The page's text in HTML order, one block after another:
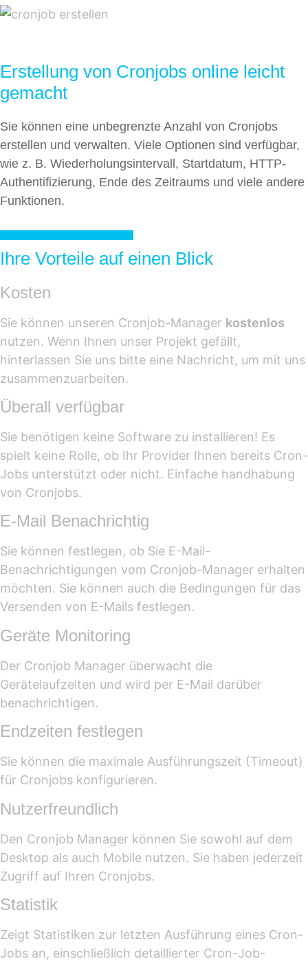
Erstellung von Cronjobs online leicht
gemacht
Sie können eine unbegrenzte Anzahl von Cronjobs
erstellen und verwalten. Viele Optionen sind verfügbar,
wie z. B. Wiederholungsintervall, Startdatum, HTTP-
Authentifizierung, Ende des Zeitraums und viele andere
Funktionen.
Ihre Vorteile auf einen Blick
Kosten
Sie können unseren Cronjob-Manager kostenlos
nutzen. Wenn Ihnen unser Projekt gefällt,
hinterlassen Sie uns bitte eine Nachricht, um mit uns
zusammenzuarbeiten.
Überall verfügbar
Sie benötigen keine Software zu installieren! Es
spielt keine Rolle, ob Ihr Provider Ihnen bereits Cron-
Jobs unterstützt oder nicht. Einfache handhabung
von Cronjobs.
E-Mail Benachrichtig
Sie können festlegen, ob Sie E-Mail-
Benachrichtigungen vom Cronjob-Manager erhalten
möchten. Sie können auch die Bedingungen für das
Versenden von E-Mails festlegen.
Geräte Monitoring
Der Cronjob Manager überwacht die
Gerätelaufzeiten und wird per E-Mail darüber
benachrichtigen.
Endzeiten festlegen
Sie können die maximale Ausführungszeit (Timeout)
für Cronjobs konfigurieren.
Nutzerfreundlich
Den Cronjob Manager können Sie sowohl auf dem
Desktop als auch Mobile nutzen. Sie haben jederzeit
Zugriff auf Ihren Cronjobs.
Statistik
Zeigt Statistiken zur letzten Ausführung eines Cron-
Jobs an, einschließlich detaillierter Cron-Job-